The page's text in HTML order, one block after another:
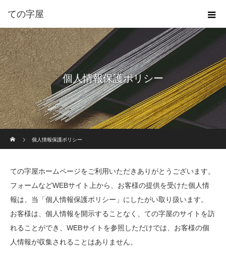
ての字屋
個人情報保護ポリシー
個人情報保護ポリシー
ての字屋ホームページをご利用いただきありがとうございます。
フォームなどWEBサイト上から、お客様の提供を受けた個人情
報は、当「個人情報保護ポリシー」にしたがい取り扱います。
お客様は、個人情報を開示することなく、ての字屋のサイトを訪
れることができ、WEBサイトを参照しただけでは、お客様の個
人情報が収集されることはありません。